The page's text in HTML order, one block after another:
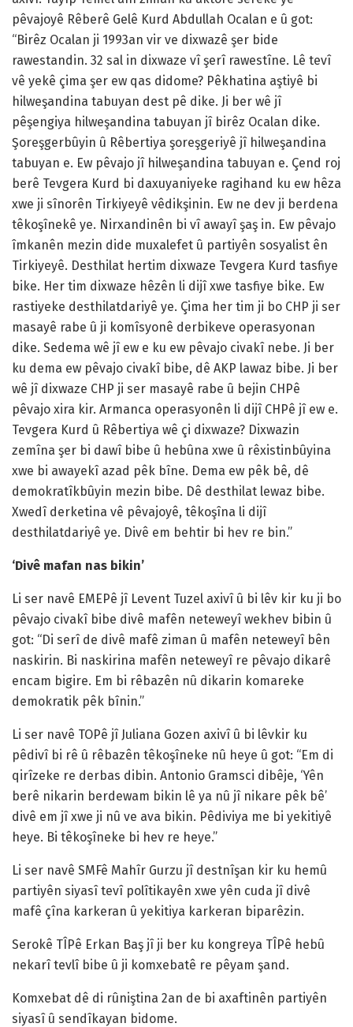
pêvajoyê Rêberê Gelê Kurd Abdullah Ocalan e û got:
“Birêz Ocalan ji 1993an vir ve dixwazê şer bide
rawestandin. 32 sal in dixwaze vî şerî rawestîne. Lê tevî
vê yekê çima şer ew qas didome? Pêkhatina aştiyê bi
hilweşandina tabuyan dest pê dike. Ji ber wê jî
pêşengiya hilweşandina tabuyan jî birêz Ocalan dike.
Şoreşgerbûyin û Rêbertiya şoreşgeriyê jî hilweşandina
tabuyan e. Ew pêvajo jî hilweşandina tabuyan e. Çend roj
berê Tevgera Kurd bi daxuyaniyeke ragihand ku ew hêza
xwe ji sînorên Tirkiyeyê vêdikşinin. Ew ne dev ji berdena
têkoşînekê ye. Nirxandinên bi vî awayî şaş in. Ew pêvajo
îmkanên mezin dide muxalefet û partiyên sosyalist ên
Tirkiyeyê. Desthilat hertim dixwaze Tevgera Kurd tasfiye
bike. Her tim dixwaze hêzên li dijî xwe tasfiye bike. Ew
rastiyeke desthilatdariyê ye. Çima her tim ji bo CHP ji ser
masayê rabe û ji komîsyonê derbikeve operasyonan
dike. Sedema wê jî ew e ku ew pêvajo civakî nebe. Ji ber
ku dema ew pêvajo civakî bibe, dê AKP lawaz bibe. Ji ber
wê jî dixwaze CHP ji ser masayê rabe û bejin CHPê
pêvajo xira kir. Armanca operasyonên li dijî CHPê jî ew e.
Tevgera Kurd û Rêbertiya wê çi dixwaze? Dixwazin
zemîna şer bi dawî bibe û hebûna xwe û rêxistinbûyina
xwe bi awayekî azad pêk bîne. Dema ew pêk bê, dê
demokratîkbûyin mezin bibe. Dê desthilat lewaz bibe.
Xwedî derketina vê pêvajoyê, têkoşîna li dijî
desthilatdariyê ye. Divê em behtir bi hev re bin.”
‘Divê mafan nas bikin’
Li ser navê EMEPê jî Levent Tuzel axivî û bi lêv kir ku ji bo
pêvajo civakî bibe divê mafên neteweyî wekhev bibin û
got: “Di serî de divê mafê ziman û mafên neteweyî bên
naskirin. Bi naskirina mafên neteweyî re pêvajo dikarê
encam bigire. Em bi rêbazên nû dikarin komareke
demokratik pêk bînin.”
Li ser navê TOPê jî Juliana Gozen axivî û bi lêvkir ku
pêdivî bi rê û rêbazên têkoşîneke nû heye û got: “Em di
qirîzeke re derbas dibin. Antonio Gramsci dibêje, ‘Yên
berê nikarin berdewam bikin lê ya nû jî nikare pêk bê’
divê em jî xwe ji nû ve ava bikin. Pêdiviya me bi yekitiyê
heye. Bi têkoşîneke bi hev re heye.”
Li ser navê SMFê Mahîr Gurzu jî destnîşan kir ku hemû
partiyên siyasî tevî polîtikayên xwe yên cuda jî divê
mafê çîna karkeran û yekitiya karkeran biparêzin.
Serokê TÎPê Erkan Baş jî ji ber ku kongreya TÎPê hebû
nekarî tevlî bibe û ji komxebatê re pêyam şand.
Komxebat dê di rûniştina 2an de bi axaftinên partiyên
siyasî û sendîkayan bidome.